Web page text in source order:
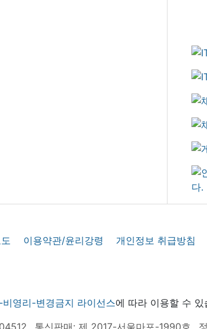
이용약관/윤리강령 개인정보 취급방침
영리-변경금지 라이선스에 따라 이용할 수 있
통신판매: 제 2017-서울마포-1990호